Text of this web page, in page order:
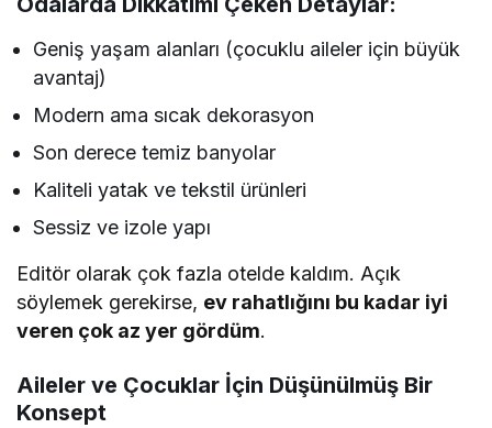
Geniş yaşam alanları (çocuklu aileler için büyük
avantaj)
Modern ama sıcak dekorasyon
Son derece temiz banyolar
Kaliteli yatak ve tekstil ürünleri
Sessiz ve izole yapı
Editör olarak çok fazla otelde kaldım. Açık
söylemek gerekirse, ev rahatlığını bu kadar iyi
veren çok az yer gördüm.
Aileler ve Çocuklar İçin Düşünülmüş Bir
Konsept